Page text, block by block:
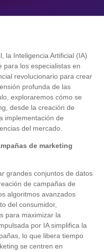
la Inteligencia Artificial (IA)
para los especialistas en
revolucionario para crear
profunda de las
exploraremos cómo se
desde la creación de
implementación de
del mercado.
de marketing
grandes conjuntos de datos
de campañas de
algoritmos avanzados
del consumidor,
para maximizar la
por IA simplifica la
lo que libera tiempo
se centren en